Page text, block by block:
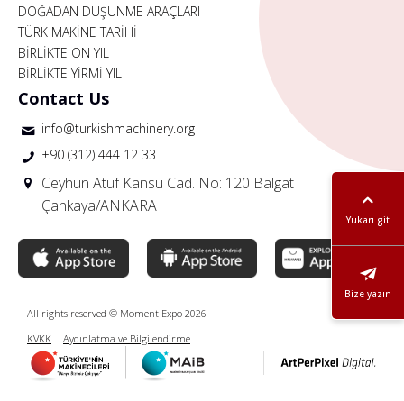
Yukarı git
Bize yazın
DOĞADAN DÜŞÜNME ARAÇLARI
TÜRK MAKİNE TARİHİ
BİRLİKTE ON YIL
BİRLİKTE YİRMİ YIL
Contact Us
info@turkishmachinery.org
+90 (312) 444 12 33
Ceyhun Atuf Kansu Cad. No: 120 Balgat
Çankaya/ANKARA
All rights reserved © Moment Expo 2026
KVKK
Aydınlatma ve Bilgilendirme